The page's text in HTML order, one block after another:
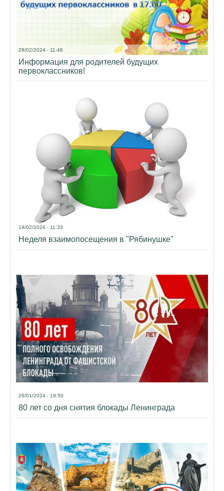
29/02/2024 - 11:46
Информация для родителей будущих
первоклассников!
19/02/2024 - 11:33
Неделя взаимопосещения в "Рябинушке"
26/01/2024 - 19:50
80 лет со дня снятия блокады Ленинграда